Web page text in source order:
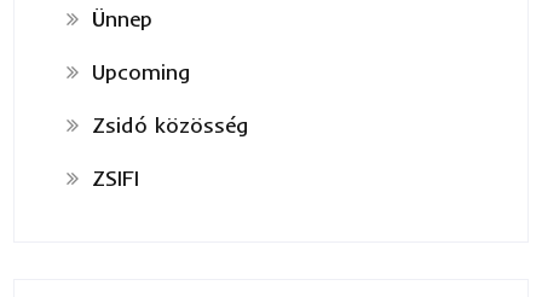
Ünnep
Upcoming
Zsidó közösség
ZSIFI